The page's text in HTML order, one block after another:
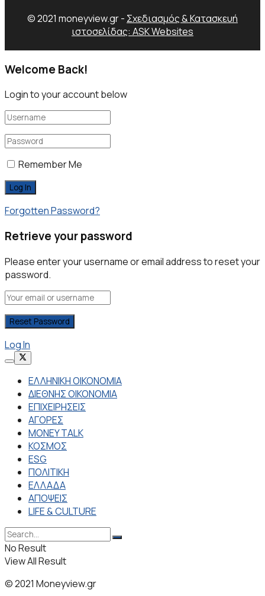
© 2021 moneyview.gr - Σχεδιασμός & Κατασκευή
ιστοσελίδας: ASK Websites
Welcome Back!
Login to your account below
Remember Me
Forgotten Password?
Retrieve your password
Please enter your username or email address to reset your
password.
Log In
ΕΛΛΗΝΙΚΗ ΟΙΚΟΝΟΜΙΑ
ΔΙΕΘΝΗΣ ΟΙΚΟΝΟΜΙΑ
ΕΠΙΧΕΙΡΗΣΕΙΣ
ΑΓΟΡΕΣ
MONEY TALK
ΚΟΣΜΟΣ
ESG
ΠΟΛΙΤΙΚΗ
ΕΛΛΑΔΑ
ΑΠΟΨΕΙΣ
LIFE & CULTURE
No Result
View All Result
© 2021 Moneyview.gr